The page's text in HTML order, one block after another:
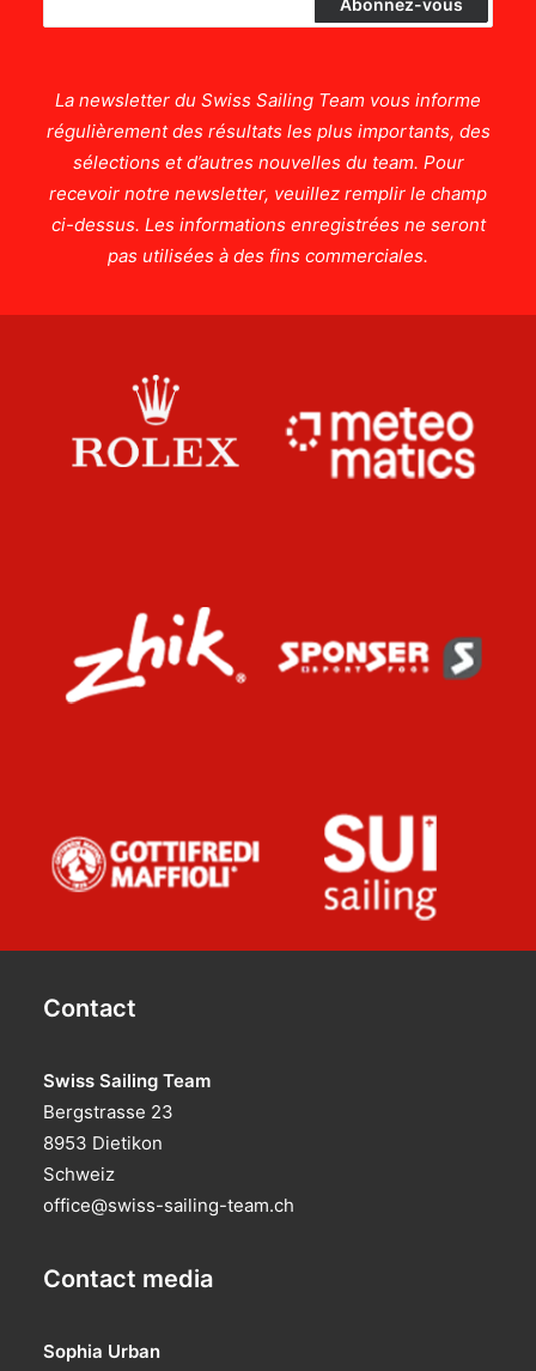
La newsletter du Swiss Sailing Team vous informe
régulièrement des résultats les plus importants, des
sélections et d’autres nouvelles du team. Pour
recevoir notre newsletter, veuillez remplir le champ
ci-dessus. Les informations enregistrées ne seront
pas utilisées à des fins commerciales.
Contact
Swiss Sailing Team
Bergstrasse 23
8953 Dietikon
Schweiz
office@swiss-sailing-team.ch
Contact media
Sophia Urban